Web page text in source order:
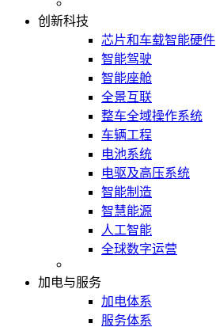
创新科技
芯片和车载智能硬件
智能驾驶
智能座舱
全景互联
整车全域操作系统
车辆工程
电池系统
电驱及高压系统
智能制造
智慧能源
人工智能
全球数字运营
加电与服务
加电体系
服务体系